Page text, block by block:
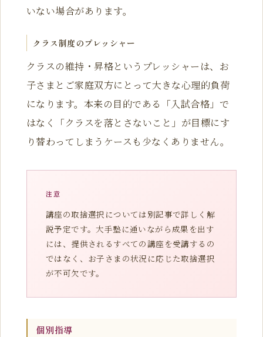
いない場合があります。
クラス制度のプレッシャー
クラスの維持・昇格というプレッシャーは、お
子さまとご家庭双方にとって大きな心理的負荷
になります。本来の目的である「入試合格」で
はなく「クラスを落とさないこと」が目標にす
り替わってしまうケースも少なくありません。
注意
講座の取捨選択については別記事で詳しく解
説予定です。大手塾に通いながら成果を出す
には、提供されるすべての講座を受講するの
ではなく、お子さまの状況に応じた取捨選択
が不可欠です。
個別指導